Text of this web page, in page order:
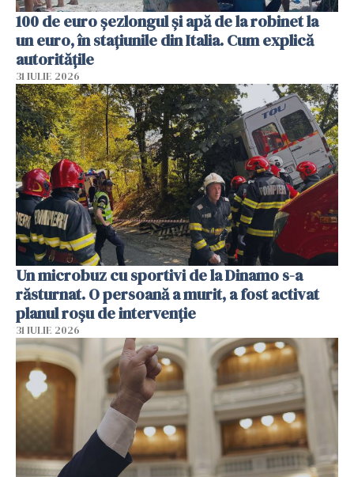
100 de euro șezlongul și apă de la robinet la
un euro, în stațiunile din Italia. Cum explică
autoritățile
31 IULIE 2026
Un microbuz cu sportivi de la Dinamo s-a
răsturnat. O persoană a murit, a fost activat
planul roșu de intervenție
31 IULIE 2026